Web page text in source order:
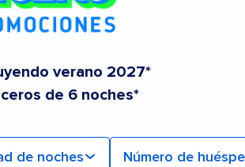
verano 2027*
de 6 noches*
de noches Número de